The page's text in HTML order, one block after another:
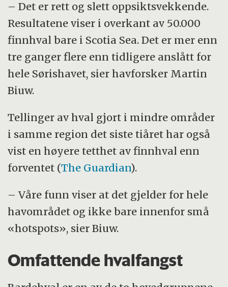
– Det er rett og slett oppsiktsvekkende.
Resultatene viser i overkant av 50.000
finnhval bare i Scotia Sea. Det er mer enn
tre ganger flere enn tidligere anslått for
hele Sørishavet, sier havforsker Martin
Biuw.
Tellinger av hval gjort i mindre områder
i samme region det siste tiåret har også
vist en høyere tetthet av finnhval enn
forventet (The Guardian).
– Våre funn viser at det gjelder for hele
havområdet og ikke bare innenfor små
«hotspots», sier Biuw.
Omfattende hvalfangst